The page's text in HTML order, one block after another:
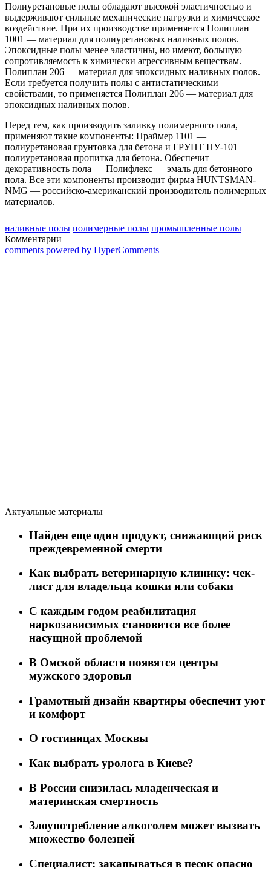
Полиуретановые полы обладают высокой эластичностью и
выдерживают сильные механические нагрузки и химическое
воздействие. При их производстве применяется Полиплан
1001 — материал для полиуретановых наливных полов.
Эпоксидные полы менее эластичны, но имеют, большую
сопротивляемость к химически агрессивным веществам.
Полиплан 206 — материал для эпоксидных наливных полов.
Если требуется получить полы с антистатическими
свойствами, то применяется Полиплан 206 — материал для
эпоксидных наливных полов.
Перед тем, как производить заливку полимерного пола,
применяют такие компоненты: Праймер 1101 —
полиуретановая грунтовка для бетона и ГРУНТ ПУ-101 —
полиуретановая пропитка для бетона. Обеспечит
декоративность пола — Полифлекс — эмаль для бетонного
пола. Все эти компоненты производит фирма HUNTSMAN-
NMG — российско-американский производитель полимерных
материалов.
наливные полы полимерные полы промышленные полы
Комментарии
comments powered by HyperComments
Актуальные материалы
Найден еще один продукт, снижающий риск
преждевременной смерти
Как выбрать ветеринарную клинику: чек-
лист для владельца кошки или собаки
C каждым годом реабилитация
наркозависимых становится все более
насущной проблемой
В Омской области появятся центры
мужского здоровья
Грамотный дизайн квартиры обеспечит уют
и комфорт
О гостиницах Москвы
Как выбрать уролога в Киеве?
В России снизилась младенческая и
материнская смертность
Злоупотребление алкоголем может вызвать
множество болезней
Специалист: закапываться в песок опасно